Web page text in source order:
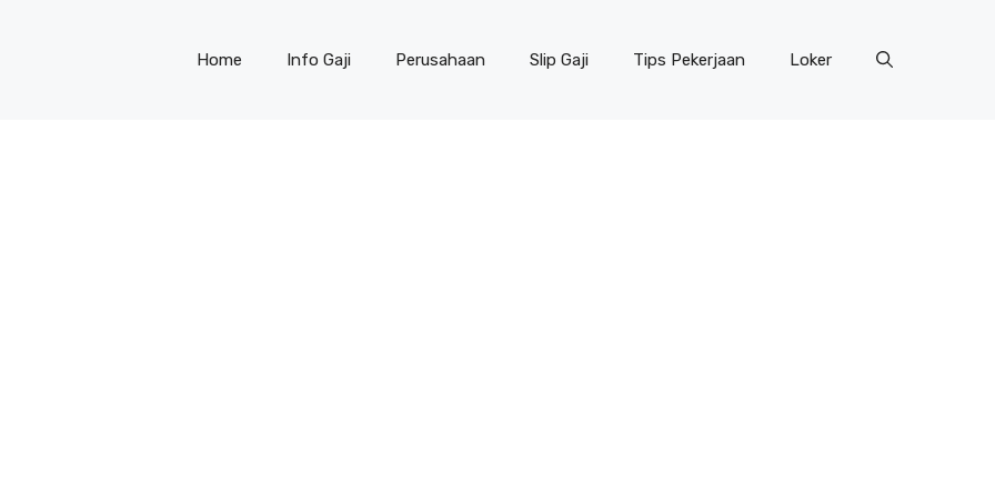
Home Info Gaji Perusahaan Slip Gaji Tips Pekerjaan Loker